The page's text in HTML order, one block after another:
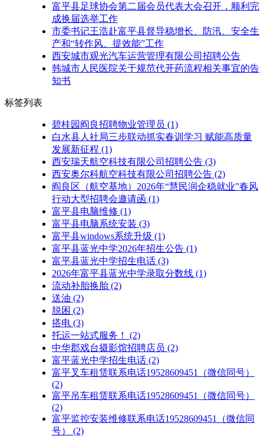
富平县足球协会第二届会员代表大会召开，顺利完
成换届选举工作
市委书记王浩赴富平县督导稳增长、防汛、安全生
产和“转作风、提效能”工作
西安城市观光汽车运营管理有限公司招聘公告
韩城市人民医院关于规范代开药流程相关事宜的告
知书
标签列表
碧桂园阎良招聘物业管理员 (1)
白水县人社局三步联动抓实春训学习 赋能高质量
发展新征程 (1)
西安瑞天航空科技有限公司招聘公告 (3)
西安奥尔科航空科技有限公司招聘公告 (2)
阎良区（航空基地）2026年“慧民润企稳就业”春风
行动大型招聘会邀请函 (1)
富平县电脑维修 (1)
富平县电脑系统安装 (3)
富平县windows系统升级 (1)
富平县蓝光中学2026年招生公告 (1)
富平县蓝光中学招生电话 (3)
2026年富平县蓝光中学录取分数线 (1)
流动补胎换胎 (2)
送油 (2)
脱困 (2)
搭电 (3)
托运一站式服务！
(2)
中华郡戏台摄影馆招聘店员 (2)
富平蓝光中学招生电话 (2)
富平叉车租赁联系电话19528609451（微信同号）
(2)
富平吊车租赁联系电话19528609451（微信同号）
(2)
富平监控安装维修联系电话19528609451（微信同
号）
(2)